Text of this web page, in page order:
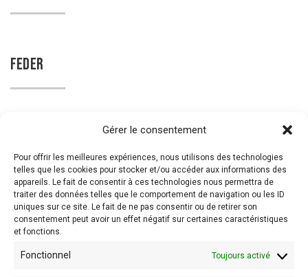
Gérer le consentement
Pour offrir les meilleures expériences, nous utilisons des technologies
telles que les cookies pour stocker et/ou accéder aux informations des
appareils. Le fait de consentir à ces technologies nous permettra de
traiter des données telles que le comportement de navigation ou les ID
uniques sur ce site. Le fait de ne pas consentir ou de retirer son
consentement peut avoir un effet négatif sur certaines caractéristiques
et fonctions.
Fonctionnel Toujours activé
FEDER
SITES OF CONSCIENCE